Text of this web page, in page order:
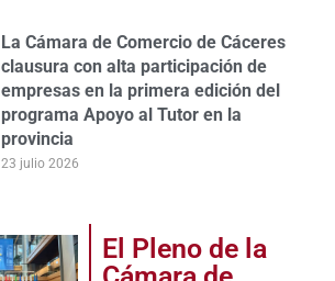
La Cámara de Comercio de Cáceres
clausura con alta participación de
empresas en la primera edición del
programa Apoyo al Tutor en la
provincia
23 julio 2026
La Cámara de Comercio de Cáceres
refuerza su papel como motor de
desarrollo provincial tras impulsar a
más de 1.500 personas y empresas
en el primer semestre de 2026
23 julio 2026
El Pleno de la